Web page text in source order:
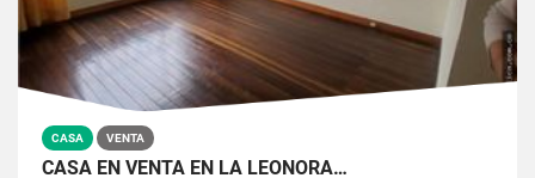
CASA VENTA
CASA EN VENTA EN LA LEONORA…